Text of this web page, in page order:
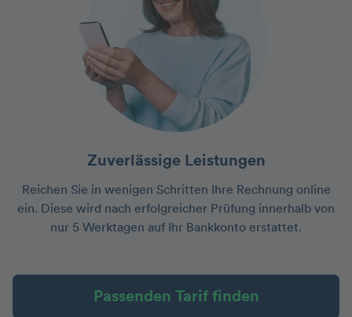
Zuverlässige Leistungen
Reichen Sie in wenigen Schritten Ihre Rechnung online
ein. Diese wird nach erfolgreicher Prüfung innerhalb von
nur 5 Werktagen auf Ihr Bankkonto erstattet.
Passenden Tarif finden